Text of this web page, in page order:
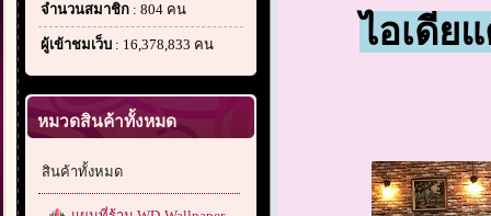
จำนวนสมาชิก : 804 คน
ผู้เข้าชมเว็บ : 16,378,833 คน
หมวดสินค้าทั้งหมด
สินค้าทั้งหมด
ไอเดีย